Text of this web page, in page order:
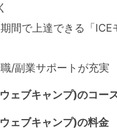
間で上達できる「ICE
/副業サポートが充実
ェブキャンプ)のコー
ェブキャンプ)の料金